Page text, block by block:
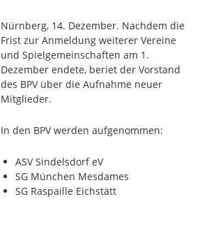
Nürnberg, 14. Dezember. Nachdem die
Frist zur Anmeldung weiterer Vereine
und Spielgemeinschaften am 1.
Dezember endete, beriet der Vorstand
des BPV über die Aufnahme neuer
Mitglieder.
In den BPV werden aufgenommen:
ASV Sindelsdorf eV
SG München Mesdames
SG Raspaille Eichstätt